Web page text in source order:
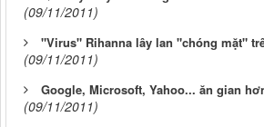
(09/11/2011)
"Virus" Rihanna lây lan "chóng mặt"
(09/11/2011)
Google, Microsoft, Yahoo... ăn gian
(09/11/2011)